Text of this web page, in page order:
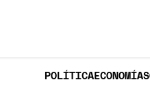
POLÍTICAECONOMÍA